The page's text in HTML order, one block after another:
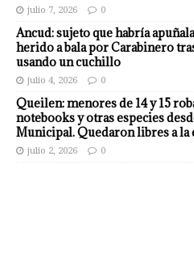
julio 7, 2026 0
Ancud: sujeto que habría
herido a bala por Carabinero
usando un cuchillo
julio 4, 2026 0
Queilen: menores de 14 y 15
notebooks y otras especies
Municipal. Quedaron libres a la
julio 2, 2026 0